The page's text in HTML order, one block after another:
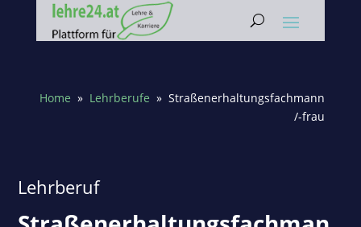
Home » Lehrberufe » Straßenerhaltungsfachmann
/-frau
Lehrberuf